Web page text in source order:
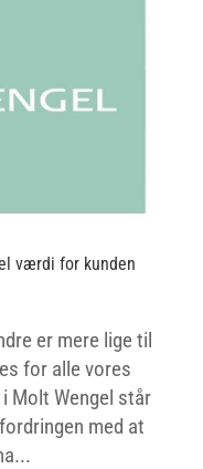
værdi for kunden
er mere lige til
for alle vores
Molt Wengel står
med at